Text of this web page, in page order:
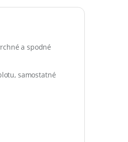
a spodné
samostatné